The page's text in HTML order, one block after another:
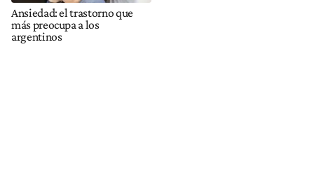
Ansiedad: el trastorno que
más preocupa a los
argentinos